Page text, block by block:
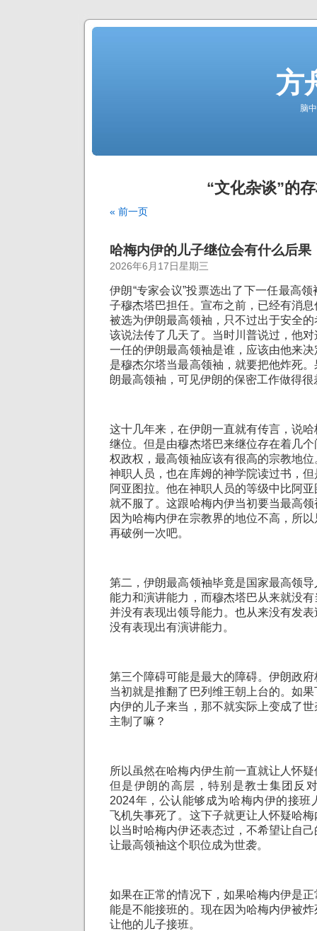
方
脑
“文化杂谈”的
« 前一页
哈梅内伊的儿子继位会有什么后果
2026年6月17日星期三
伊朗“专家会议”投票选出了下一任最高
子穆杰塔巴担任。宣布之前，已经有消
被选为伊朗最高领袖，只不过出于安全
该说法传了几天了。当时川普说过，他
一任的伊朗最高领袖是谁，应该由他来
是穆杰尔塔当最高领袖，就要把他炸死
朗最高领袖，可见伊朗的保密工作做得很
这十几年来，在伊朗一直就有传言，说
继位。但是由穆杰塔巴来继位存在着几
权政权，最高领袖应该有很高的宗教地
神职人员，也在库姆的神学院读过书，
阿亚图拉。他在神职人员的等级中比阿
就不服了。这跟哈梅内伊当初要当最高
因为哈梅内伊在宗教界的地位不高，所
再破例一次吧。
第二，伊朗最高领袖毕竟是国家最高领
能力和演讲能力，而穆杰塔巴从来就没
并没有表现出领导能力。也从来没有发
没有表现出有演讲能力。
第三个障碍可能是最大的障碍。伊朗政
当初就是推翻了巴列维王朝上台的。如
内伊的儿子来当，那不就实际上变成了
主制了嘛？
所以虽然在哈梅内伊生前一直就让人怀
但是伊朗的高层，特别是教士集团反
2024年，公认能够成为哈梅内伊的接班
飞机失事死了。这下子就更让人怀疑哈
以当时哈梅内伊还表态过，不希望让自
让最高领袖这个职位成为世袭。
如果在正常的情况下，如果哈梅内伊是
能是不能接班的。现在因为哈梅内伊被
让他的儿子接班。